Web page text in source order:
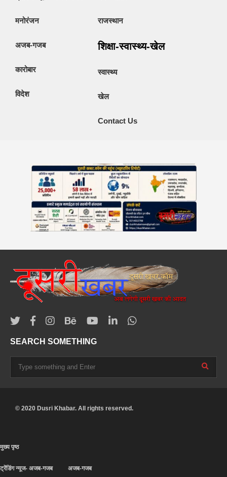
मनोरंजन
अजब-गजब
कारोबार
विदेश
राजस्थान
शिक्षा-स्वास्थ्य-खेल
स्वास्थ्य
खेल
Contact Us
SEARCH SOMETHING
© 2020 Dusri Khabar. All rights reserved.
मुख्य पृष्ठ
ट्रेंडिंग न्यूज- अजब-गजब अजब-गजब